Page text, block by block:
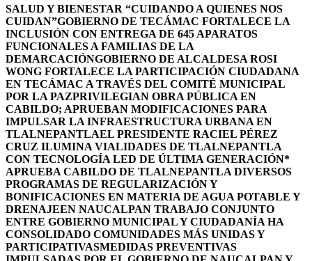
SALUD Y BIENESTAR “CUIDANDO A QUIENES NOS
CUIDAN”GOBIERNO DE TECÁMAC FORTALECE LA
INCLUSIÓN CON ENTREGA DE 645 APARATOS
FUNCIONALES A FAMILIAS DE LA
DEMARCACIÓNGOBIERNO DE ALCALDESA ROSI
WONG FORTALECE LA PARTICIPACIÓN CIUDADANA
EN TECÁMAC A TRAVÉS DEL COMITÉ MUNICIPAL
POR LA PAZPRIVILEGIAN OBRA PÚBLICA EN
CABILDO; APRUEBAN MODIFICACIONES PARA
IMPULSAR LA INFRAESTRUCTURA URBANA EN
TLALNEPANTLAEL PRESIDENTE RACIEL PÉREZ
CRUZ ILUMINA VIALIDADES DE TLALNEPANTLA
CON TECNOLOGÍA LED DE ÚLTIMA GENERACIÓN*
APRUEBA CABILDO DE TLALNEPANTLA DIVERSOS
PROGRAMAS DE REGULARIZACIÓN Y
BONIFICACIONES EN MATERIA DE AGUA POTABLE Y
DRENAJEEN NAUCALPAN TRABAJO CONJUNTO
ENTRE GOBIERNO MUNICIPAL Y CIUDADANÍA HA
CONSOLIDADO COMUNIDADES MÁS UNIDAS Y
PARTICIPATIVASMEDIDAS PREVENTIVAS